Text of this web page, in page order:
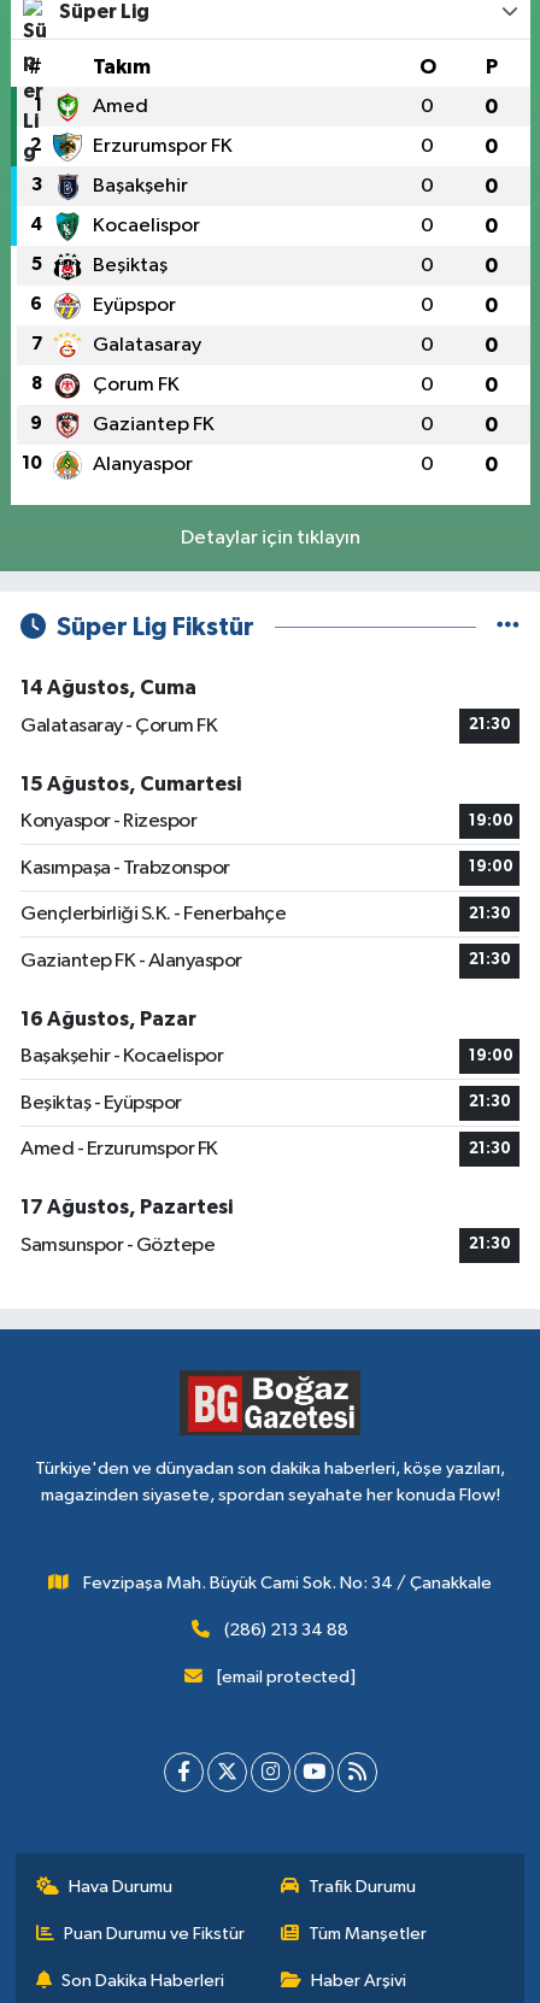
Süper Lig
# Takım O P
1 Amed 0 0
2 Erzurumspor FK 0 0
3 Başakşehir 0 0
4 Kocaelispor 0 0
5 Beşiktaş 0 0
6 Eyüpspor 0 0
7 Galatasaray 0 0
8 Çorum FK 0 0
9 Gaziantep FK 0 0
10 Alanyaspor 0 0
Detaylar için tıklayın
Süper Lig Fikstür
14 Ağustos, Cuma
Galatasaray - Çorum FK
21:30
15 Ağustos, Cumartesi
Konyaspor - Rizespor
19:00
Kasımpaşa - Trabzonspor 19:00
Gençlerbirliği S.K. - Fenerbahçe 21:30
Gaziantep FK - Alanyaspor 21:30
16 Ağustos, Pazar
Başakşehir - Kocaelispor
19:00
Beşiktaş - Eyüpspor 21:30
Amed - Erzurumspor FK 21:30
17 Ağustos, Pazartesi
Samsunspor - Göztepe
21:30
Türkiye'den ve dünyadan son dakika haberleri, köşe yazıları,
magazinden siyasete, spordan seyahate her konuda Flow!
Fevzipaşa Mah. Büyük Cami Sok. No: 34 / Çanakkale
(286) 213 34 88
[email protected]
Hava Durumu Trafik Durumu
Puan Durumu ve Fikstür Tüm Manşetler
Son Dakika Haberleri Haber Arşivi